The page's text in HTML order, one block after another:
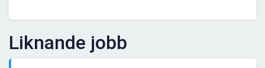
Liknande jobb